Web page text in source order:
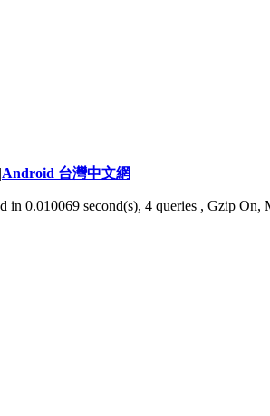
|Android 台灣中文網
in 0.010069 second(s), 4 queries , Gzip On,